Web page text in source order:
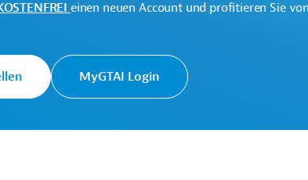
Hochbau Baunebengewerbe
einen neuen Account und profitieren Sie
MyGTAI Login